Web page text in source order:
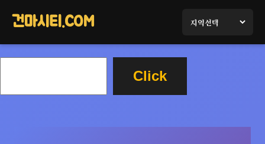
가
건마시티.COM
Click